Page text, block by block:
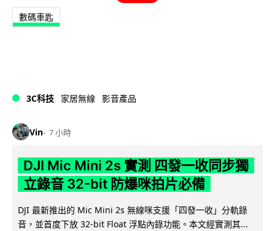
數碼車匙
3C科技 家居無線 影音產品
Vin 7 小時
DJI Mic Mini 2s 實測 四發一收同步獨
立錄音 32-bit 防爆咪拍片必備
DJI 最新推出的 Mic Mini 2s 無線咪支援「四發一收」分軌錄
音，並首度下放 32-bit Float 浮點內錄功能。本文經實測其...